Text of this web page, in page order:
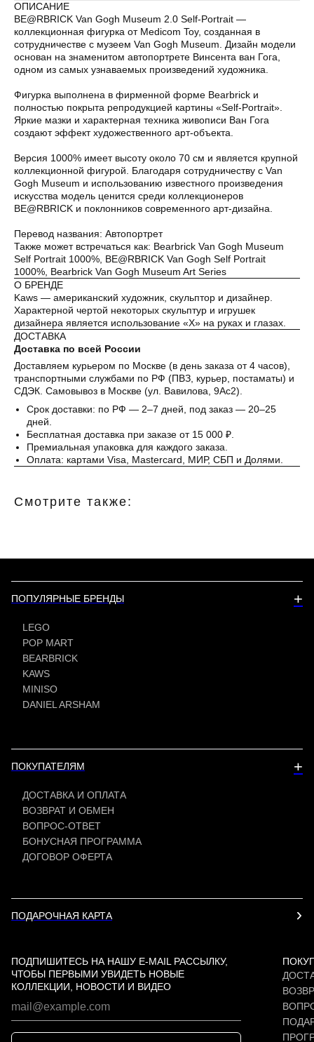
ОПИСАНИЕ
BE@RBRICK Van Gogh Museum 2.0 Self-Portrait —
коллекционная фигурка от Medicom Toy, созданная в
сотрудничестве с музеем Van Gogh Museum. Дизайн модели
основан на знаменитом автопортрете Винсента ван Гога,
одном из самых узнаваемых произведений художника.
Фигурка выполнена в фирменной форме Bearbrick и
полностью покрыта репродукцией картины «Self-Portrait».
Яркие мазки и характерная техника живописи Ван Гога
создают эффект художественного арт-объекта.
Версия 1000% имеет высоту около 70 см и является крупной
коллекционной фигурой. Благодаря сотрудничеству с Van
Gogh Museum и использованию известного произведения
искусства модель ценится среди коллекционеров
BE@RBRICK и поклонников современного арт-дизайна.
Перевод названия: Автопортрет
Также может встречаться как: Bearbrick Van Gogh Museum
Self Portrait 1000%, BE@RBRICK Van Gogh Self Portrait
1000%, Bearbrick Van Gogh Museum Art Series
О БРЕНДЕ
Kaws — американский художник, скульптор и дизайнер.
Характерной чертой некоторых скульптур и игрушек
дизайнера является использование «X» на руках и глазах.
ДОСТАВКА
Доставка по всей России
Доставляем курьером по Москве (в день заказа от 4 часов),
транспортными службами по РФ (ПВЗ, курьер, постаматы) и
СДЭК. Самовывоз в Москве (ул. Вавилова, 9Ас2).
Срок доставки: по РФ — 2–7 дней, под заказ — 20–25
дней.
Бесплатная доставка при заказе от 15 000 ₽.
Премиальная упаковка для каждого заказа.
Оплата: картами Visa, Mastercard, МИР, СБП и Долями.
Смотрите также:
ПОПУЛЯРНЫЕ БРЕНДЫ +
LEGO
POP MART
BEARBRICK
KAWS
MINISO
DANIEL ARSHAM
ПОКУПАТЕЛЯМ +
ДОСТАВКА И ОПЛАТА
ВОЗВРАТ И ОБМЕН
ВОПРОС-ОТВЕТ
БОНУСНАЯ ПРОГРАММА
ДОГОВОР ОФЕРТА
ПОДАРОЧНАЯ КАРТА
ПОДПИШИТЕСЬ НА НАШУ E-MAIL РАССЫЛКУ,
ЧТОБЫ ПЕРВЫМИ УВИДЕТЬ НОВЫЕ
КОЛЛЕКЦИИ, НОВОСТИ И ВИДЕО
Оплата
сегодня
25%
Через
2 недели
25%
Через
4 недели
25%
Через
6 недель
25%
Без комиссий и переплат
Как обычная оплата картой
Понятно